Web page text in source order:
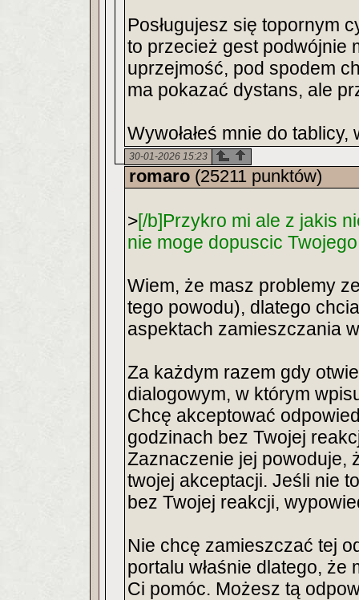
Posługujesz się topornym
to przecież gest podwójnie
uprzejmość, pod spodem
ma pokazać dystans, ale
Wywołałeś mnie do
30-01-2026 15:23
romaro (25211 punktów)
>[/b]Przykro mi ale z jakis
nie moge dopuscic
Wiem, że masz problemy
tego powodu), dlatego
aspektach zamieszczania
Za każdym razem gdy
dialogowym, w którym
Chcę akceptować
godzinach bez Twojej
Zaznaczenie jej powoduje,
twojej akceptacji. Jeśli nie
bez Twojej reakcji,
Nie chcę zamieszczać tej
portalu właśnie dlatego,
Ci pomóc. Możesz tą